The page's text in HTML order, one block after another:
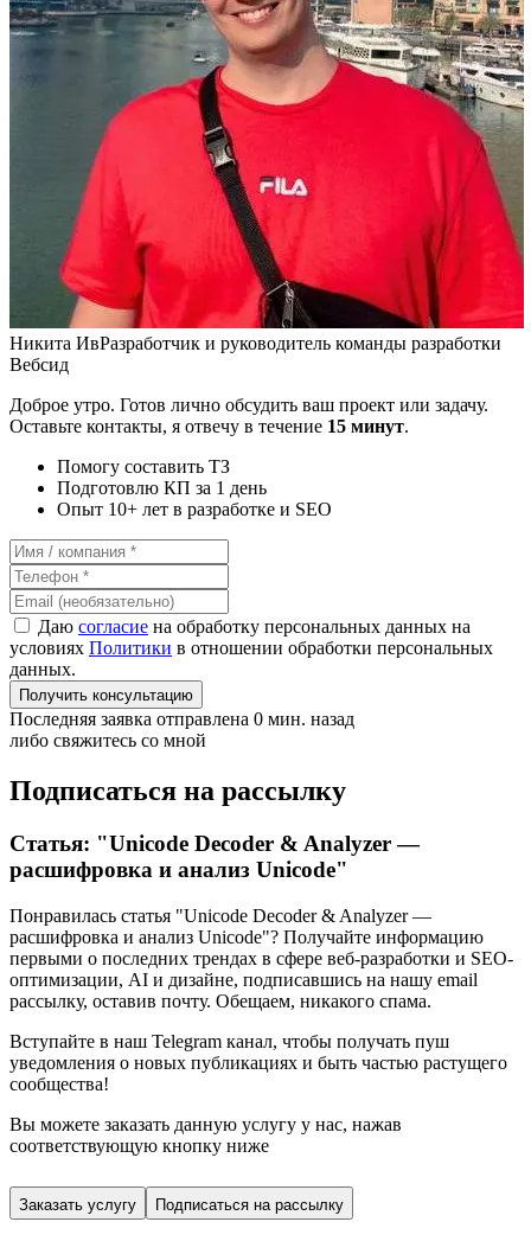
Никита ИвРазработчик и руководитель команды разработки
Вебсид
Доброе утро. Готов лично обсудить ваш проект или задачу.
Оставьте контакты, я отвечу в течение 15 минут.
Помогу составить ТЗ
Подготовлю КП за 1 день
Опыт 10+ лет в разработке и SEO
Даю согласие на обработку персональных данных на
условиях Политики в отношении обработки персональных
данных.
Получить консультацию
Последняя заявка отправлена 0 мин. назад
либо свяжитесь со мной
Подписаться на рассылку
Статья: "Unicode Decoder & Analyzer —
расшифровка и анализ Unicode"
Понравилась статья "Unicode Decoder & Analyzer —
расшифровка и анализ Unicode"? Получайте информацию
первыми о последних трендах в сфере веб-разработки и SEO-
оптимизации, AI и дизайне, подписавшись на нашу email
рассылку, оставив почту. Обещаем, никакого спама.
Вступайте в наш Telegram канал, чтобы получать пуш
уведомления о новых публикациях и быть частью растущего
сообщества!
Вы можете заказать данную услугу у нас, нажав
соответствующую кнопку ниже
Заказать услугу Подписаться на рассылку